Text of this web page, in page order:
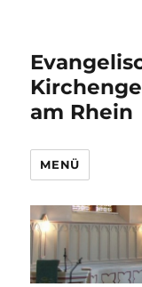
am Rhein
MENÜ